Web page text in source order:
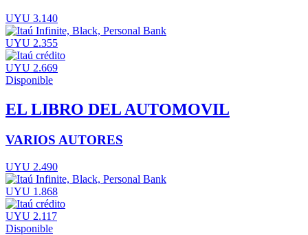
UYU 3.140
UYU 2.355
UYU 2.669
Disponible
EL LIBRO DEL AUTOMOVIL
VARIOS AUTORES
UYU 2.490
UYU 1.868
UYU 2.117
Disponible